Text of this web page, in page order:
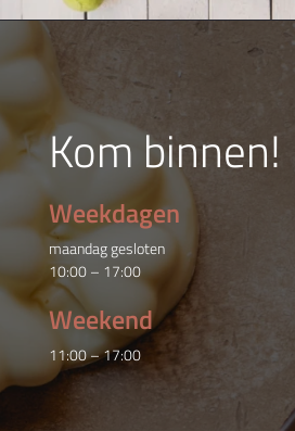
Kom binnen!
Weekdagen
maandag gesloten
10:00 – 17:00
Weekend
11:00 – 17:00